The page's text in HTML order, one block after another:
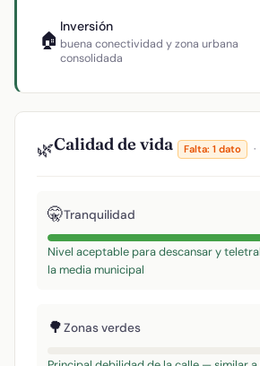
🏠
Inversión
buena conectividad y zona urbana
consolidada
🌿Calidad de vida Falta: 1 dato ·
🤫Tranquilidad
Nivel aceptable para descansar y
la media municipal
🌳Zonas verdes